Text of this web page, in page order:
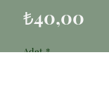
₺40,00
Adet *